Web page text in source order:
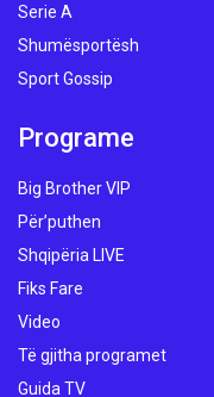
Serie A
Shumësportësh
Sport Gossip
Programe
Big Brother VIP
Për’puthen
Shqipëria LIVE
Fiks Fare
Video
Të gjitha programet
Guida TV